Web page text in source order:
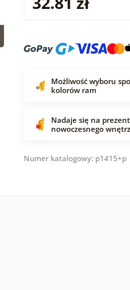
Możliwość wyboru
kolorów ram
Nadaje się na
nowoczesnego
Numer katalogowy: